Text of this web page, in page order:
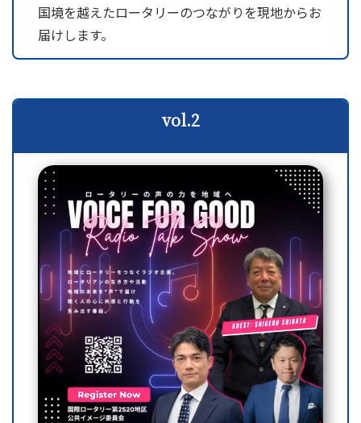
国境を越えたロータリーのつながりを現地からお
届けします。
vol.2